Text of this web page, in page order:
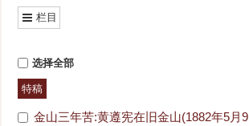
栏目
选择全部
特稿
金山三年苦:黄遵宪在旧金山(1882年5月